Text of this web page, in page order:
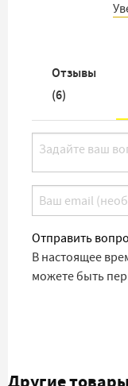
Отзывы
(6)
Отправить
В настоящее
можете быть